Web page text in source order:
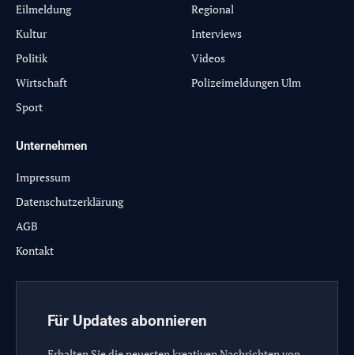
Eilmeldung
Kultur
Politik
Wirtschaft
Sport
Regional
Interviews
Videos
Polizeimeldungen Ulm
Unternehmen
Impressum
Datenschutzerklärung
AGB
Kontakt
Für Updates abonnieren